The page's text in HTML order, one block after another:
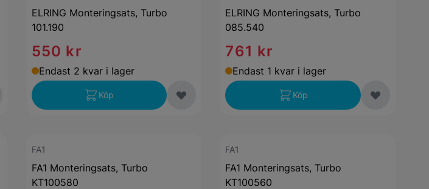
ELRING Monteringsats, Turbo
101.190
550 kr
Endast 2 kvar i lager
Köp
ELRING Monteringsats, Turbo
085.540
761 kr
Endast 1 kvar i lager
Köp
FA1
FA1 Monteringsats, Turbo
KT100580
FA1
FA1 Monteringsats, Turbo
KT100560